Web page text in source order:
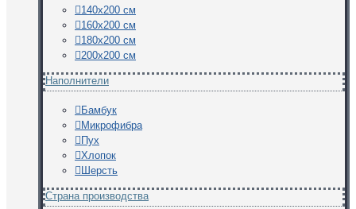
140х200 см
160х200 см
180х200 см
200х200 см
Наполнители
Бамбук
Микрофибра
Пух
Хлопок
Шерсть
Страна производства